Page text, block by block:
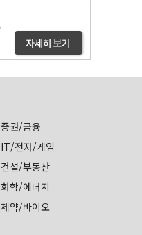
증권/금융
IT/전자/게임
건설/부동산
화학/에너지
제약/바이오